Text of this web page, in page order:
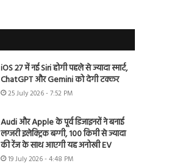
iOS 27 में नई Siri होगी पहले से ज्यादा स्मार्ट,
ChatGPT और Gemini को देगी टक्कर
25 July 2026 - 7:52 PM
Audi और Apple के पूर्व डिजाइनरों ने बनाई
लग्जरी इलेक्ट्रिक बग्गी, 100 किमी से ज्यादा
की रेंज के साथ आएगी यह अनोखी EV
19 July 2026 - 4:48 PM